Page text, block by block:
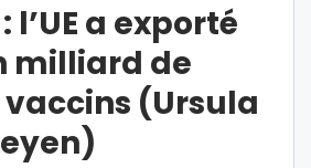
l’UE a exporté
milliard de
vaccins (Ursula